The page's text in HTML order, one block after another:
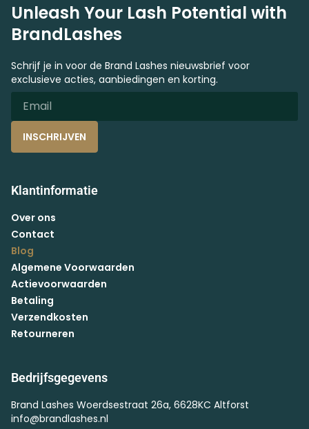
Unleash Your Lash Potential with
BrandLashes
Schrijf je in voor de Brand Lashes nieuwsbrief voor
exclusieve acties, aanbiedingen en korting.
INSCHRIJVEN
Klantinformatie
Over ons
Contact
Blog
Algemene Voorwaarden
Actievoorwaarden
Betaling
Verzendkosten
Retourneren
Bedrijfsgegevens
Brand Lashes Woerdsestraat 26a, 6628KC Altforst
info@brandlashes.nl